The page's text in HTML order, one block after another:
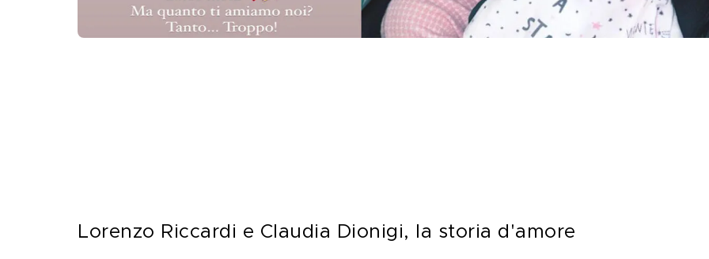
Lorenzo Riccardi e Claudia Dionigi, la storia d'amore